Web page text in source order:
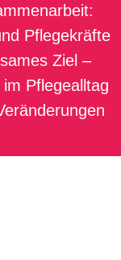
Pflegekräfte
Ziel –
Pflegealltag